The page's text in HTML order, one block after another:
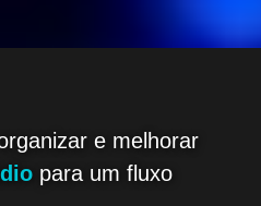
e melhorar
para um fluxo